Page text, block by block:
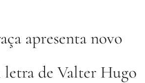
apresenta novo
letra de Valter Hugo